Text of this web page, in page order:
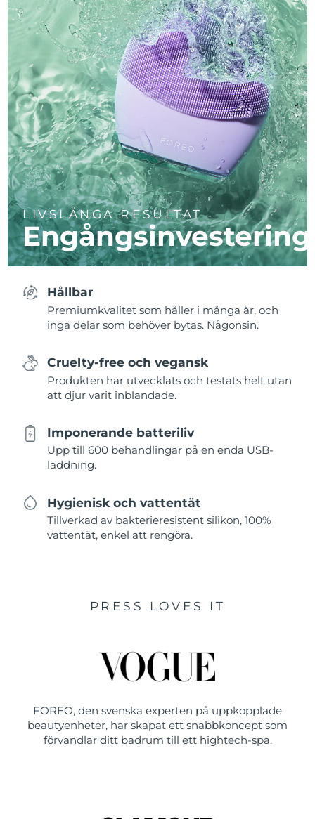
LIVSLÅNGA RESULTAT
Engångsinvestering
Hållbar
Premiumkvalitet som håller i många år, och
inga delar som behöver bytas. Någonsin.
Cruelty-free och vegansk
Produkten har utvecklats och testats helt utan
att djur varit inblandade.
Imponerande batteriliv
Upp till 600 behandlingar på en enda USB-
laddning.
Hygienisk och vattentät
Tillverkad av bakterieresistent silikon, 100%
vattentät, enkel att rengöra.
PRESS LOVES IT
FOREO, den svenska experten på uppkopplade
beautyenheter, har skapat ett snabbkoncept som
förvandlar ditt badrum till ett hightech-spa.